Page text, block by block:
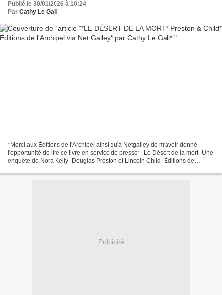
Publié le 30/01/2026 à 10:24
Par Cathy Le Gall
*Merci aux Éditions de l'Archipel ainsi qu'à Netgalley de m'avoir donné
l'opportunité de lire ce livre en service de presse* -Le Désert de la mort -Une
enquête de Nora Kelly -Douglas Preston et Lincoln Child -Éditions de
Publicité